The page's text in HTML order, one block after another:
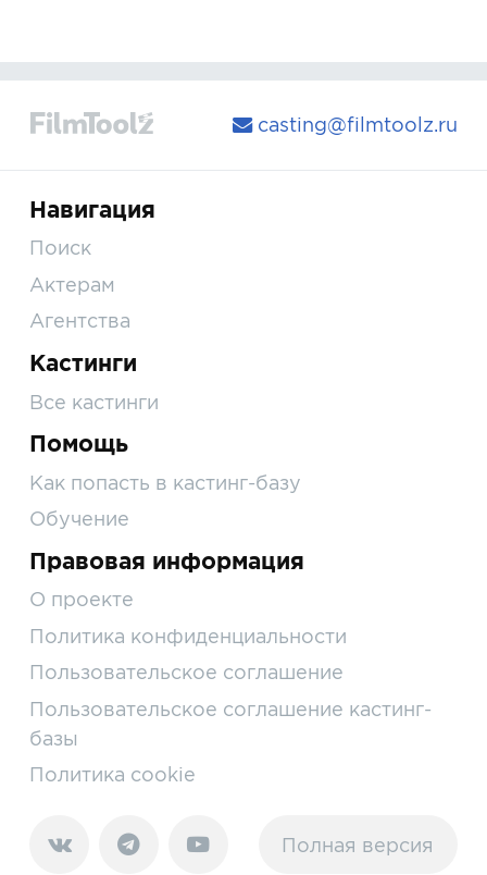
casting@filmtoolz.ru
Навигация
Поиск
Актерам
Агентства
Кастинги
Все кастинги
Помощь
Как попасть в кастинг-базу
Обучение
Правовая информация
О проекте
Политика конфиденциальности
Пользовательское соглашение
Пользовательское соглашение кастинг-
базы
Политика cookie
Полная версия